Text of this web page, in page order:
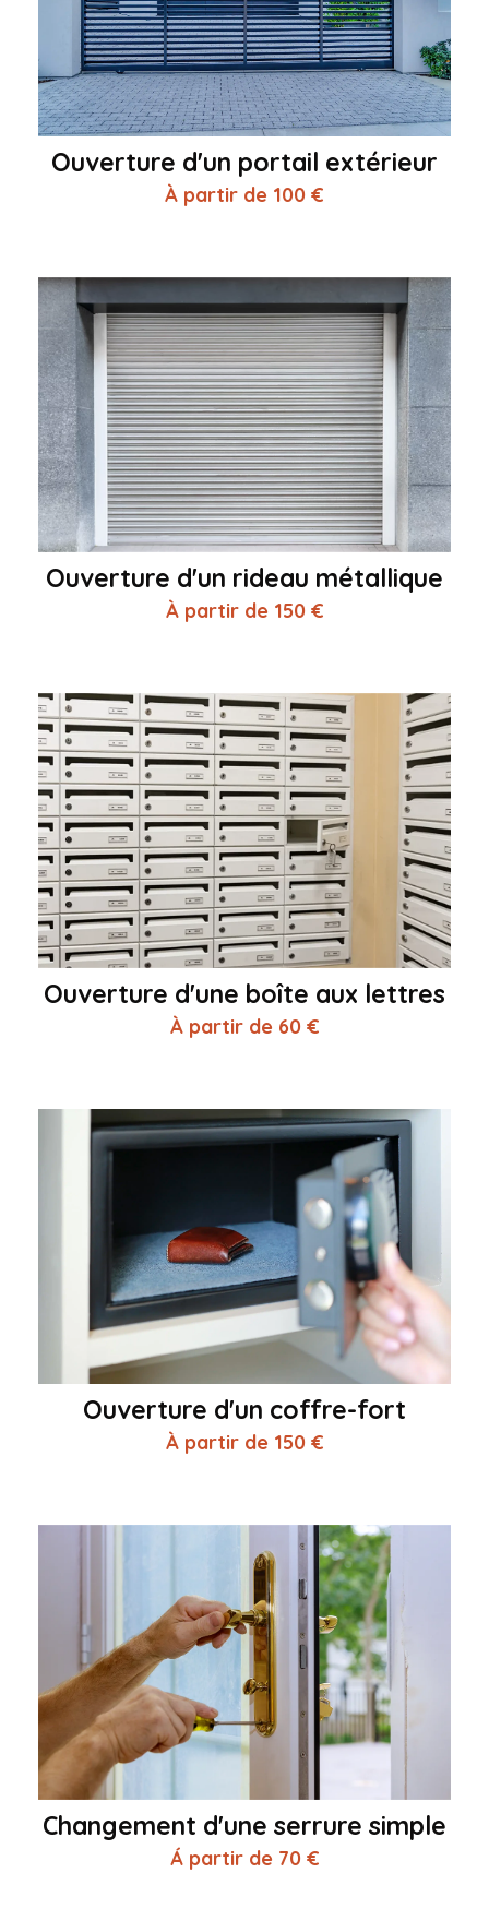
Ouverture d'un portail extérieur
À partir de 100 €
Ouverture d'un rideau métallique
À partir de 150 €
Ouverture d'une boîte aux lettres
À partir de 60 €
Ouverture d'un coffre-fort
À partir de 150 €
Changement d'une serrure simple
Á partir de 70 €